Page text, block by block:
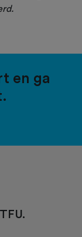
en ga